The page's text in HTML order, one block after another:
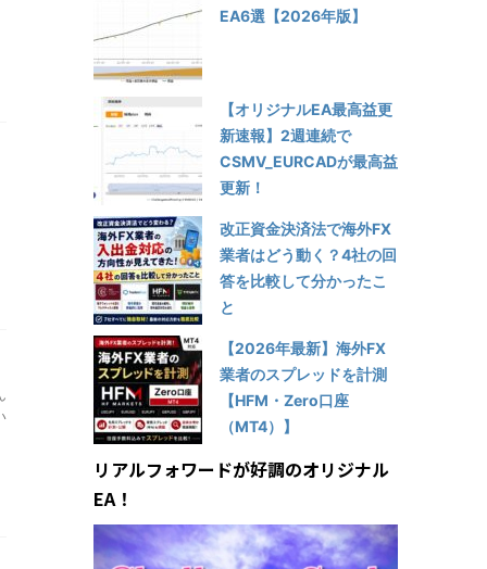
EA6選【2026年版】
【オリジナルEA最高益更
新速報】2週連続で
CSMV_EURCADが最高益
更新！
改正資金決済法で海外FX
業者はどう動く？4社の回
答を比較して分かったこ
と
【2026年最新】海外FX
業者のスプレッドを計測
【HFM・Zero口座
（MT4）】
リアルフォワードが好調のオリジナル
EA！